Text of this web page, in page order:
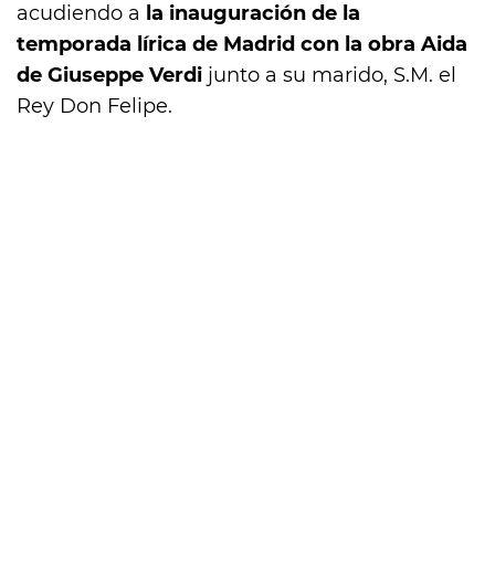
acudiendo a la inauguración de la
temporada lírica de Madrid con la obra Aida
de Giuseppe Verdi junto a su marido, S.M. el
Rey Don Felipe.